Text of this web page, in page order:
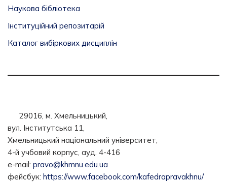
Наукова бібліотека
Інституційний репозитарій
Каталог вибіркових дисциплін
29016, м. Хмельницький,
вул. Інститутська 11,
Хмельницький національний університет,
4-й учбовий корпус, ауд. 4-416
e-mail: pravo@khmnu.edu.ua
фейсбук: https://www.facebook.com/kafedrapravakhnu/